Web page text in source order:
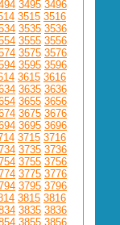
3495 3496
3515 3516
3535 3536
3555 3556
3575 3576
3595 3596
3615 3616
3635 3636
3655 3656
3675 3676
3695 3696
3715 3716
3735 3736
3755 3756
3775 3776
3795 3796
3815 3816
3835 3836
3855 3856